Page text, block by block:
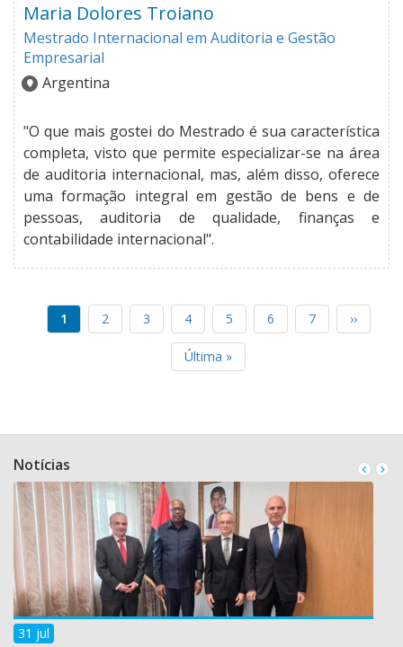
Maria Dolores Troiano
Mestrado Internacional em Auditoria e Gestão
Empresarial
Argentina
"O que mais gostei do Mestrado é sua característica
completa, visto que permite especializar-se na área
de auditoria internacional, mas, além disso, oferece
uma formação integral em gestão de bens e de
pessoas, auditoria de qualidade, finanças e
contabilidade internacional".
PAGINAÇÃO
Página
atual
1 Página
2 Página
3 Página
4 Página
5 Página
6 Página
7
Próxima
página
››
Última
página
Última »
Notícias
31 jul